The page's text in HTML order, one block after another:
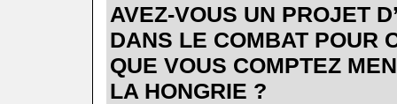
AVEZ-VOUS UN PROJET
DANS LE COMBAT POUR
QUE VOUS COMPTEZ
LA HONGRIE ?